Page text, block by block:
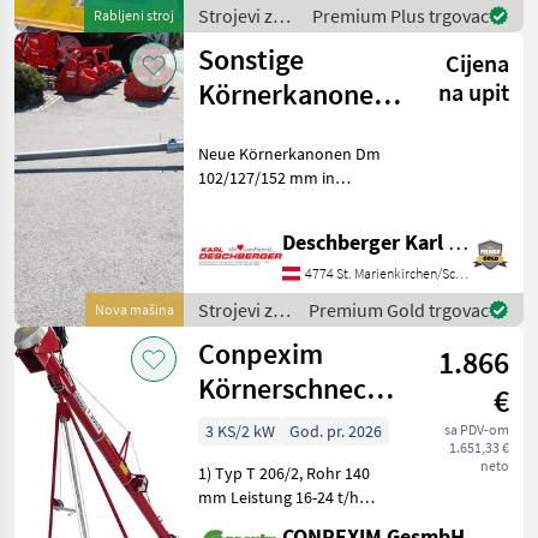
Rabljeni stroj
Strojevi za
transport /
Gruber
Premium Plus trgovac
Nova mašina
Sonstige
Körnerkanonen
mm
Cijena
na upit
Neue Körnerkanonen Dm
102/127/152 mm in
Mengenregulierung und
Rädern, Auslauf und
Motorschutzscha
Deschberger Karl Landtechnik GesmbH & Co KG
4774 St. Marienkirchen/Schärding
Strojevi za
transport /
Sonstige
Premium Gold trgovac
Conpexim
Körnerschnecken
T206, 4 m
1.866
€
sa PDV-om
1.651,33 €
neto
3 KS/2 kW
God. pr. 2026
1) Typ T 206/2, Rohr 140
mm Leistung 16-24 t/h